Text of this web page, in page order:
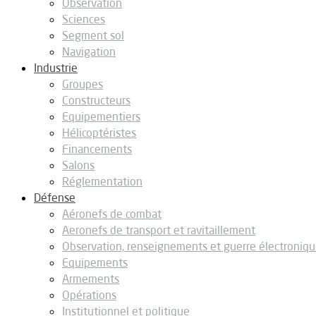
Observation
Sciences
Segment sol
Navigation
Industrie
Groupes
Constructeurs
Equipementiers
Hélicoptéristes
Financements
Salons
Réglementation
Défense
Aéronefs de combat
Aeronefs de transport et ravitaillement
Observation, renseignements et guerre
Equipements
Armements
Opérations
Institutionnel et politique